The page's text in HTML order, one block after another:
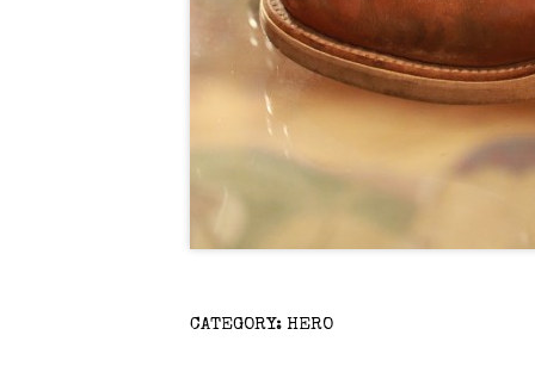
CATEGORY:HERO